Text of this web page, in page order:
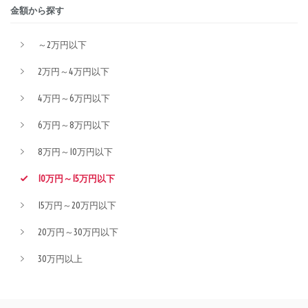
金額から探す
～2万円以下
2万円～4万円以下
4万円～6万円以下
6万円～8万円以下
8万円～10万円以下
10万円～15万円以下
15万円～20万円以下
20万円～30万円以下
30万円以上